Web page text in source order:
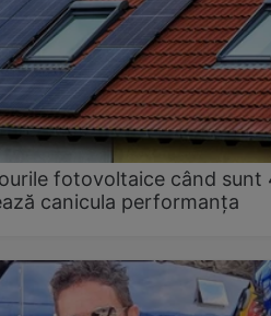
fotovoltaice când sunt
canicula performanța